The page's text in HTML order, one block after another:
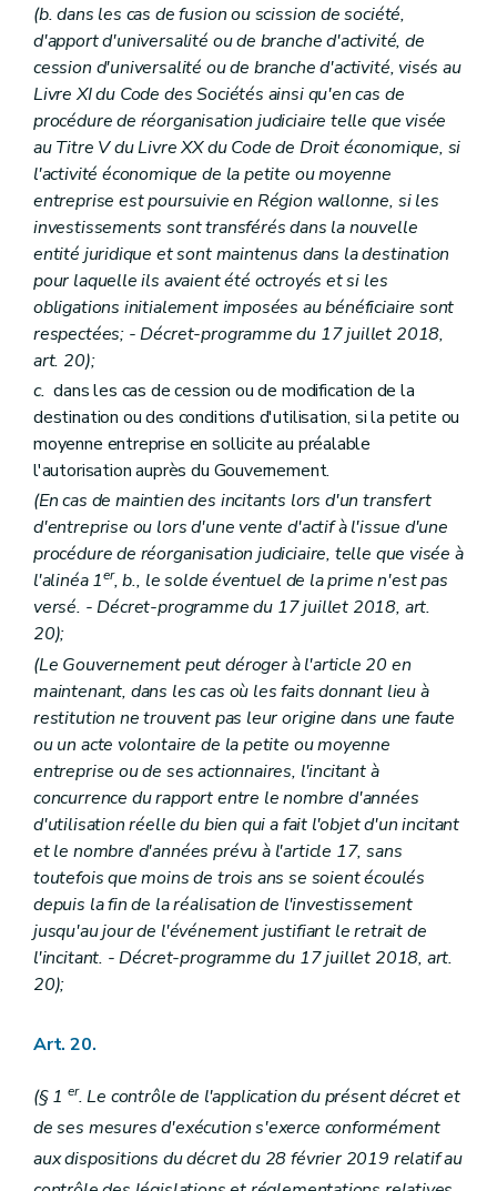
(b. dans les cas de fusion ou scission de société,
d'apport d'universalité ou de branche d'activité, de
cession d'universalité ou de branche d'activité, visés au
Livre XI du Code des Sociétés ainsi qu'en cas de
procédure de réorganisation judiciaire telle que visée
au Titre V du Livre XX du Code de Droit économique, si
l'activité économique de la petite ou moyenne
entreprise est poursuivie en Région wallonne, si les
investissements sont transférés dans la nouvelle
entité juridique et sont maintenus dans la destination
pour laquelle ils avaient été octroyés et si les
obligations initialement imposées au bénéficiaire sont
respectées; - Décret-programme du 17 juillet 2018,
art. 20);
c. dans les cas de cession ou de modification de la
destination ou des conditions d'utilisation, si la petite ou
moyenne entreprise en sollicite au préalable
l'autorisation auprès du Gouvernement.
(En cas de maintien des incitants lors d'un transfert
d'entreprise ou lors d'une vente d'actif à l'issue d'une
procédure de réorganisation judiciaire, telle que visée à
l'alinéa 1er, b., le solde éventuel de la prime n'est pas
versé. - Décret-programme du 17 juillet 2018, art.
20);
(Le Gouvernement peut déroger à l'article 20 en
maintenant, dans les cas où les faits donnant lieu à
restitution ne trouvent pas leur origine dans une faute
ou un acte volontaire de la petite ou moyenne
entreprise ou de ses actionnaires, l'incitant à
concurrence du rapport entre le nombre d'années
d'utilisation réelle du bien qui a fait l'objet d'un incitant
et le nombre d'années prévu à l'article 17, sans
toutefois que moins de trois ans se soient écoulés
depuis la fin de la réalisation de l'investissement
jusqu'au jour de l'événement justifiant le retrait de
l'incitant. - Décret-programme du 17 juillet 2018, art.
20);
Art. 20.
(§ 1er. Le contrôle de l'application du présent décret et
de ses mesures d'exécution s'exerce conformément
aux dispositions du décret du 28 février 2019 relatif au